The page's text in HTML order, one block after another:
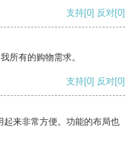
支持[0] 反对[0]
所有的购物需求。
支持[0] 反对[0]
来非常方便。功能的布局也